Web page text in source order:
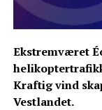
Ekstremværet
Kraftig vind
Vestlandet.